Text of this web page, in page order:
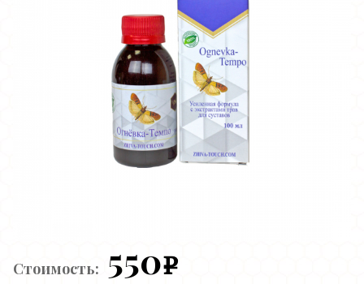
Стоимость: 550e